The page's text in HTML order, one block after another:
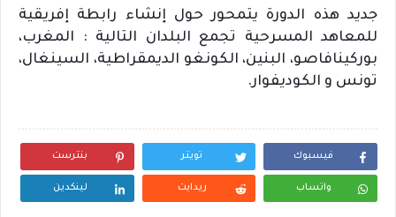
تونس و الكوديفوار.
فيسبوك تويتر بنترست
واتساب ريدايت لينكدين